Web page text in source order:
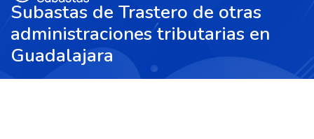
Subastas de Trastero de otras
administraciones tributarias en
Guadalajara